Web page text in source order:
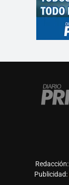
Redacción:
Publicidad: